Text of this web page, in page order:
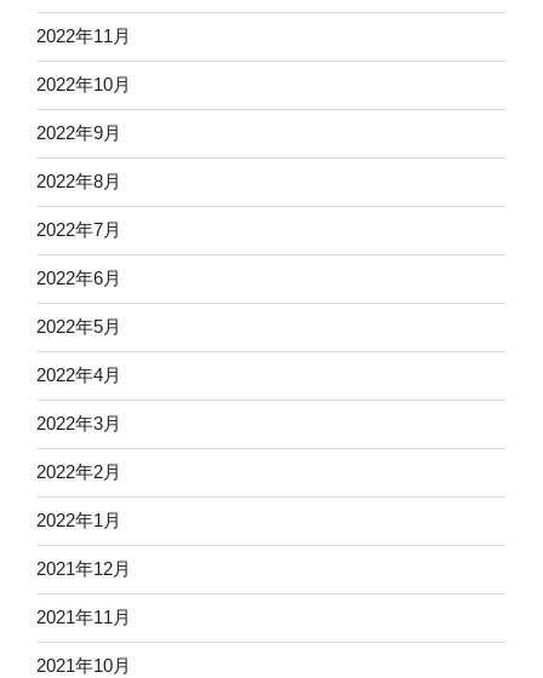
2022年11月
2022年10月
2022年9月
2022年8月
2022年7月
2022年6月
2022年5月
2022年4月
2022年3月
2022年2月
2022年1月
2021年12月
2021年11月
2021年10月